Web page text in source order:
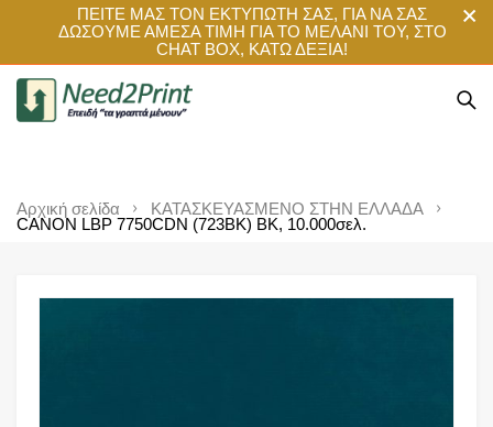
ΠΕΙΤΕ ΜΑΣ ΤΟΝ ΕΚΤΥΠΩΤΗ ΣΑΣ, ΓΙΑ ΝΑ ΣΑΣ
ΔΩΣΟΥΜΕ ΑΜΕΣΑ ΤΙΜΗ ΓΙΑ ΤΟ ΜΕΛΑΝΙ ΤΟΥ, ΣΤΟ
CHAT BOX, ΚΑΤΩ ΔΕΞΙΑ!
Αρχική σελίδα
ΚΑΤΑΣΚΕΥΑΣΜΕΝΟ ΣΤΗΝ ΕΛΛΑΔΑ
CANON LBP 7750CDN (723BK) BK, 10.000σελ.